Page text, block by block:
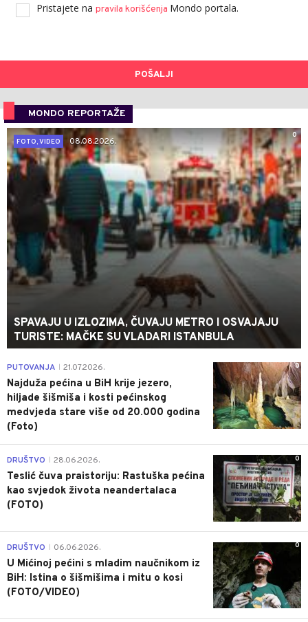
Pristajete na pravila korišćenja Mondo portala.
POŠALJI
MONDO REPORTAŽE
0
FOTO, VIDEO
08.08.2026.
SPAVAJU U IZLOZIMA, ČUVAJU METRO I OSVAJAJU
TURISTE: MAČKE SU VLADARI ISTANBULA
0
PUTOVANJA 21.07.2026.
Najduža pećina u BiH krije jezero,
hiljade šišmiša i kosti pećinskog
medvjeda stare više od 20.000 godina
(Foto)
0
DRUŠTVO 28.06.2026.
Teslić čuva praistoriju: Rastuška pećina
kao svjedok života neandertalaca
(FOTO)
0
DRUŠTVO 06.06.2026.
U Mićinoj pećini s mladim naučnikom iz
BiH: Istina o šišmišima i mitu o kosi
(FOTO/VIDEO)